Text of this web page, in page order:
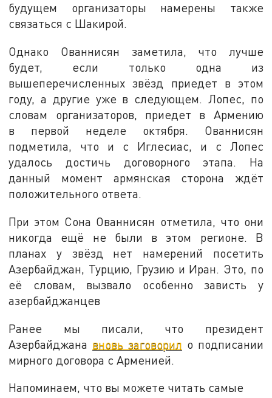
будущем организаторы намерены также
связаться с Шакирой.
Однако Ованнисян заметила, что лучше
будет, если только одна из
вышеперечисленных звёзд приедет в этом
году, а другие уже в следующем. Лопес, по
словам организаторов, приедет в Армению
в первой неделе октября. Ованнисян
подметила, что и с Иглесиас, и с Лопес
удалось достичь договорного этапа. На
данный момент армянская сторона ждёт
положительного ответа.
При этом Сона Ованнисян отметила, что они
никогда ещё не были в этом регионе. В
планах у звёзд нет намерений посетить
Азербайджан, Турцию, Грузию и Иран. Это, по
её словам, вызвало особенно зависть у
азербайджанцев
Ранее мы писали, что президент
Азербайджана вновь заговорил о подписании
мирного договора с Арменией.
Напоминаем, что вы можете читать самые